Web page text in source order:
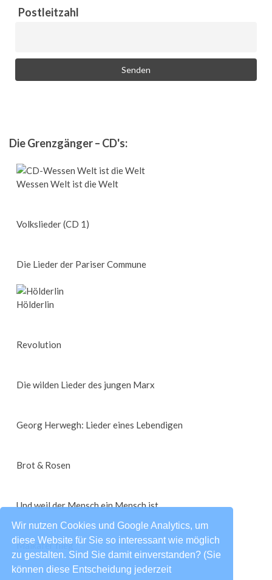
Wir nutzen Cookies und Google Analytics, um
diese Website für Sie so interessant wie möglich
zu gestalten. Sind Sie damit einverstanden? (Sie
können diese Entscheidung jederzeit
Postleitzahl
Die Grenzgänger – CD's:
Wessen Welt ist die Welt
Volkslieder (CD 1)
Die Lieder der Pariser Commune
Hölderlin
Revolution
Die wilden Lieder des jungen Marx
Georg Herwegh: Lieder eines Lebendigen
Brot & Rosen
Und weil der Mensch ein Mensch ist
Maikäfer flieg